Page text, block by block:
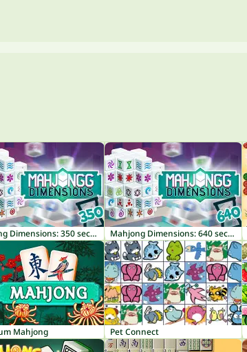
Mahjong Dimensions: 350 seconds Mahjong Dimensions: 640 seconds
Mahjong Pet Connect